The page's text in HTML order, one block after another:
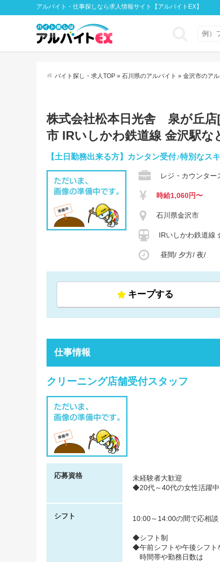
アルバイト・仕事探しなら求人情報サイト【アルバイトEX】
バイト探し・求人TOP » 石川県のアルバイト » 金沢市のアル
株式会社松本日光舎 泉が丘店
市 IRいしかわ鉄道線 金沢駅
【土日勤務出来る方】カンタン受付♪特別な
レジ・カウンター
時給1,060円〜
石川県金沢市
IRいしかわ鉄道線
昼間/ 夕方/ 夜/
キープする
仕事情報
クリーニング店舗受付スタッフ
応募資格
未経験者大歓迎
◆20代～40代の女性活躍中
シフト 10:00～14:00の間で応相談
◆シフト制
◆午前シフトや午後シフト
時間帯や勤務日数は